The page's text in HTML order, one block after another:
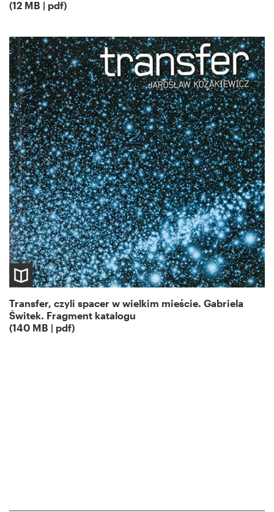
(12 MB | pdf)
Transfer, czyli spacer w wielkim mieście. Gabriela
Świtek. Fragment katalogu
(140 MB | pdf)